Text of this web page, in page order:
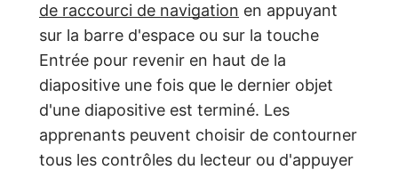
de raccourci de navigation en appuyant
sur la barre d'espace ou sur la touche
Entrée pour revenir en haut de la
diapositive une fois que le dernier objet
d'une diapositive est terminé. Les
apprenants peuvent choisir de contourner
tous les contrôles du lecteur ou d'appuyer